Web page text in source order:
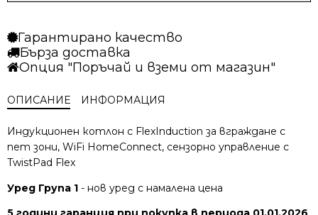
Neff
T69YYV4C0
Гарантирано качество
Бърза доставка
Опция "Поръчай и вземи от магазин"
ОПИСАНИЕ ИНФОРМАЦИЯ
Индукционен котлон с FlexInduction за вграждане с
пет зони, WiFi HomeConnect, сензорно управление с
TwistPad Flex
Уред Група 1 - нов уред с намалена цена